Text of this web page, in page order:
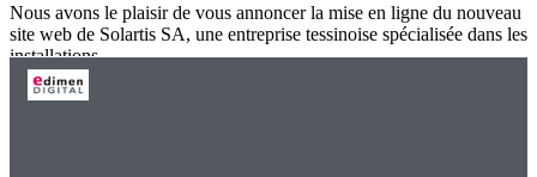
Nous avons le plaisir de vous annoncer la mise en ligne du nouveau
site web de Solartis SA, une entreprise tessinoise spécialisée dans les
installations